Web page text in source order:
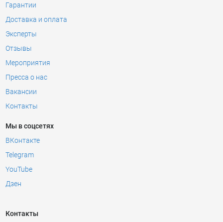
Гарантии
Доставка и оплата
Эксперты
Отзывы
Мероприятия
Пресса о нас
Вакансии
Контакты
Мы в соцсетях
ВКонтакте
Telegram
YouTube
Дзен
Контакты